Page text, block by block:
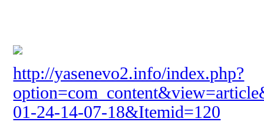
http://yasenevo2.info/index.php?
01-24-14-07-18&Itemid=120